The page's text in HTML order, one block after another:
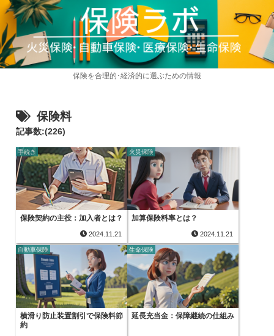
保険を合理的･経済的に選ぶための情報
保険料
記事数:(226)
手続き
保険契約の主役：加入者とは？
2024.11.21
火災保険
加算保険料率とは？
2024.11.21
自動車保険
横滑り防止装置割引で保険料節
約
生命保険
延長充当金：保障継続の仕組み